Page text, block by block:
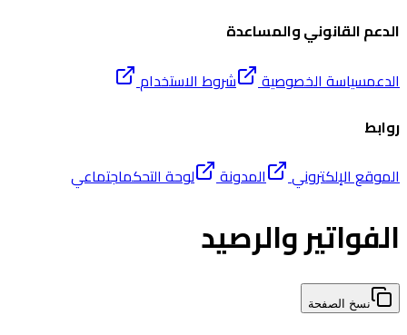
الدعم القانوني والمساعدة
الدعمسياسة الخصوصية
شروط الاستخدام
روابط
الموقع الإلكتروني
المدونة لوحة التحكماجتماعي
الفواتير والرصيد
نسخ الصفحة